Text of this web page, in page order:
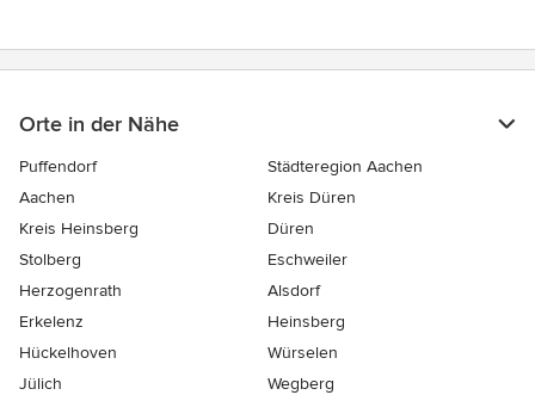
Orte in der Nähe
Puffendorf
Städteregion Aachen
Aachen
Kreis Düren
Kreis Heinsberg
Düren
Stolberg
Eschweiler
Herzogenrath
Alsdorf
Erkelenz
Heinsberg
Hückelhoven
Würselen
Jülich
Wegberg